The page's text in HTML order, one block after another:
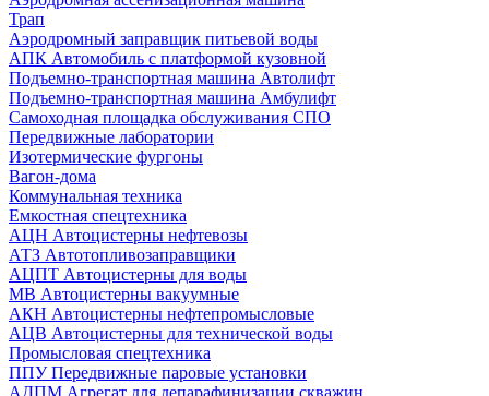
Трап
Аэродромный заправщик питьевой воды
АПК Автомобиль с платформой кузовной
Подъемно-транспортная машина Автолифт
Подъемно-транспортная машина Амбулифт
Самоходная площадка обслуживания СПО
Передвижные лаборатории
Изотермические фургоны
Вагон-дома
Коммунальная техника
Емкостная спецтехника
АЦН Автоцистерны нефтевозы
АТЗ Автотопливозаправщики
АЦПТ Автоцистерны для воды
МВ Автоцистерны вакуумные
АКН Автоцистерны нефтепромысловые
АЦВ Автоцистерны для технической воды
Промысловая спецтехника
ППУ Передвижные паровые установки
АДПМ Агрегат для депарафинизации скважин